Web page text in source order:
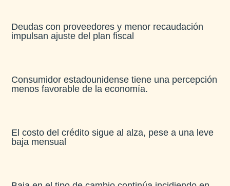
Deudas con proveedores y menor recaudación
impulsan ajuste del plan fiscal​
Consumidor estadounidense tiene una percepción
menos favorable de la economía​.
El costo del crédito sigue al alza, pese a una leve
baja mensual​